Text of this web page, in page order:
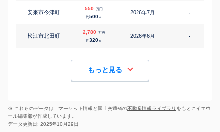
安来市今津町
550 万円
約500㎡
2026年7月 -
松江市北田町
2,780 万円
約320㎡
2026年6月 -
もっと見る
※ これらのデータは、マーケット情報と国土交通省の不動産情報ライブラリ をもとにイエウ
ール編集部が作成しています。
データ更新日: 2025年10月29日